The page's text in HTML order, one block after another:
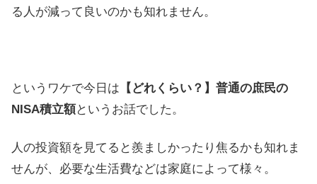
る人が減って良いのかも知れません。
というワケで今日は 【どれくらい？】普通の庶民の
NISA積立額というお話でした。
人の投資額を見てると羨ましかったり焦るかも知れま
せんが、必要な生活費などは家庭によって様々。